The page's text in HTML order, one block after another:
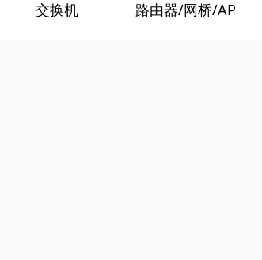
交换机 路由器/网桥/AP